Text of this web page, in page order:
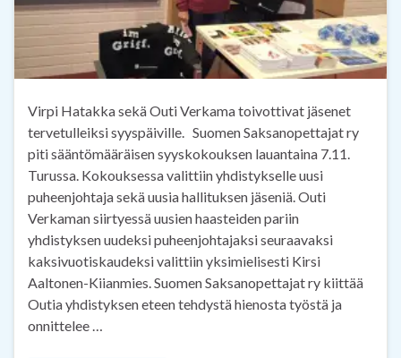
Virpi Hatakka sekä Outi Verkama toivottivat jäsenet
tervetulleiksi syyspäiville. Suomen Saksanopettajat ry
piti sääntömääräisen syyskokouksen lauantaina 7.11.
Turussa. Kokouksessa valittiin yhdistykselle uusi
puheenjohtaja sekä uusia hallituksen jäseniä. Outi
Verkaman siirtyessä uusien haasteiden pariin
yhdistyksen uudeksi puheenjohtajaksi seuraavaksi
kaksivuotiskaudeksi valittiin yksimielisesti Kirsi
Aaltonen-Kiianmies. Suomen Saksanopettajat ry kiittää
Outia yhdistyksen eteen tehdystä hienosta työstä ja
onnittelee …